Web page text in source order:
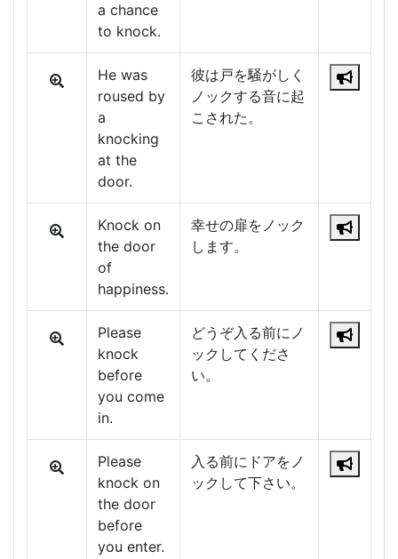
a chance
to knock.
He was
roused by
a
knocking
at the
door.
彼は戸を騒がしく
ノックする音に起
こされた。
Knock on
the door
of
happiness.
幸せの扉をノック
します。
Please
knock
before
you come
in.
どうぞ入る前にノ
ックしてくださ
い。
Please
knock on
the door
before
you enter.
入る前にドアをノ
ックして下さい。